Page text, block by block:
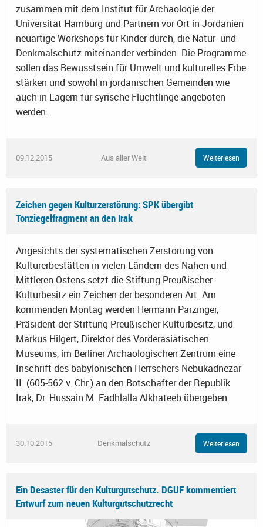
zusammen mit dem Institut für Archäologie der
Universität Hamburg und Partnern vor Ort in Jordanien
neuartige Workshops für Kinder durch, die Natur- und
Denkmalschutz miteinander verbinden. Die Programme
sollen das Bewusstsein für Umwelt und kulturelles Erbe
stärken und sowohl in jordanischen Gemeinden wie
auch in Lagern für syrische Flüchtlinge angeboten
werden.
09.12.2015 Aus aller Welt Weiterlesen
Zeichen gegen Kulturzerstörung: SPK übergibt
Tonziegelfragment an den Irak
Angesichts der systematischen Zerstörung von
Kulturerbestätten in vielen Ländern des Nahen und
Mittleren Ostens setzt die Stiftung Preußischer
Kulturbesitz ein Zeichen der besonderen Art. Am
kommenden Montag werden Hermann Parzinger,
Präsident der Stiftung Preußischer Kulturbesitz, und
Markus Hilgert, Direktor des Vorderasiatischen
Museums, im Berliner Archäologischen Zentrum eine
Inschrift des babylonischen Herrschers Nebukadnezar
II. (605-562 v. Chr.) an den Botschafter der Republik
Irak, Dr. Hussain M. Fadhlalla Alkhateeb übergeben.
30.10.2015 Denkmalschutz Weiterlesen
Ein Desaster für den Kulturgutschutz. DGUF kommentiert
Entwurf zum neuen Kulturgutschutzrecht